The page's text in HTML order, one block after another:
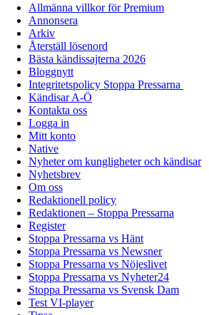
Allmänna villkor för Premium
Annonsera
Arkiv
Återställ lösenord
Bästa kändissajterna 2026
Bloggnytt
Integritetspolicy Stoppa Pressarna
Kändisar A-Ö
Kontakta oss
Logga in
Mitt konto
Native
Nyheter om kungligheter och kändisar
Nyhetsbrev
Om oss
Redaktionell policy
Redaktionen – Stoppa Pressarna
Register
Stoppa Pressarna vs Hänt
Stoppa Pressarna vs Newsner
Stoppa Pressarna vs Nöjeslivet
Stoppa Pressarna vs Nyheter24
Stoppa Pressarna vs Svensk Dam
Test VI-player